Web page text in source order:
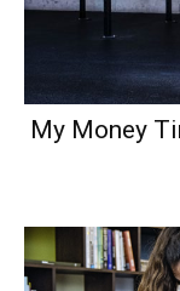
My Money